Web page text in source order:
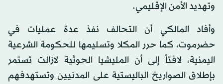
وتهديد الأمن الإقليمي.
وأفاد المالكي أن التحالف نفذ عدة عمليات في
حضرموت، كما حرر المكلا وتسليمها للحكومة الشرعية
اليمنية، لافتاً إلى أن المليشيا الحوثية لازالت تستمر
بإطلاق الصواريخ الباليستية على المدنيين وتستهدفهم